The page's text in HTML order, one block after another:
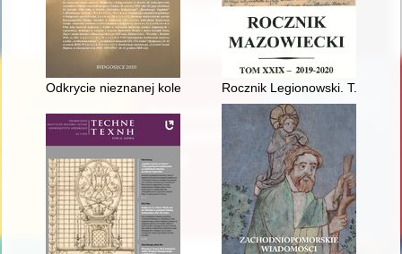
Odkrycie nieznanej kolekcji paryskich rycin Jeremiasza
Rocznik Legionowski. T. 12 -